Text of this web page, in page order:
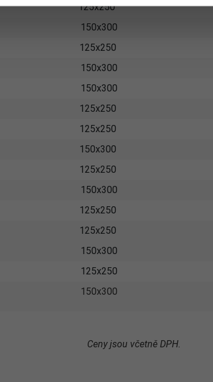
125x250
150x300
125x250
150x300
150x300
125x250
125x250
150x300
125x250
150x300
125x250
125x250
150x300
125x250
150x300
Ceny jsou včetně DPH.